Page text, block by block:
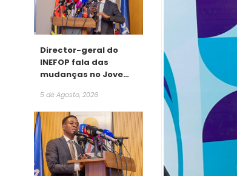
Director-geral do
INEFOP fala das
mudanças no Jovem
5 de Agosto, 2026